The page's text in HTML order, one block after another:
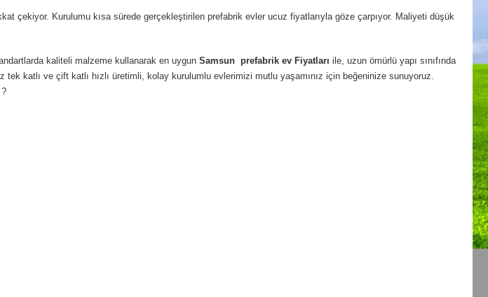
çekiyor. Kurulumu kısa sürede gerçekleştirilen prefabrik evler ucuz fiyatlarıyla göze çarpıyor. Maliyeti düşük
kaliteli malzeme kullanarak en uygun Samsun prefabrik ev Fiyatları ile, uzun ömürlü yapı sınıfında
katlı ve çift katlı hızlı üretimli, kolay kurulumlu evlerimizi mutlu yaşamınız için beğeninize sunuyoruz.